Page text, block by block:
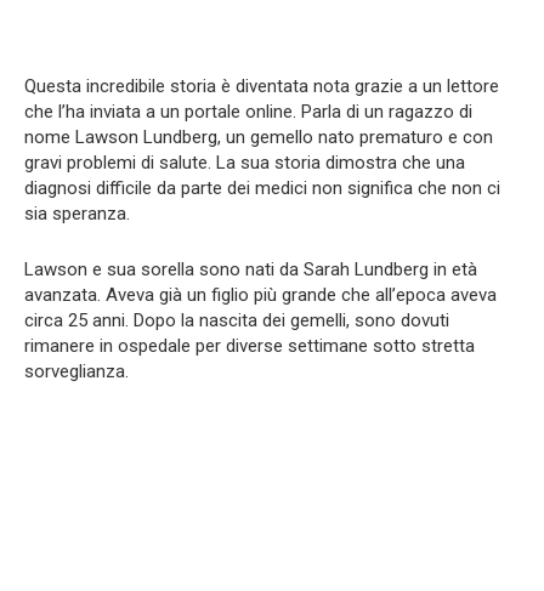
Questa incredibile storia è diventata nota grazie a un lettore
che l’ha inviata a un portale online. Parla di un ragazzo di
nome Lawson Lundberg, un gemello nato prematuro e con
gravi problemi di salute. La sua storia dimostra che una
diagnosi difficile da parte dei medici non significa che non ci
sia speranza.
Lawson e sua sorella sono nati da Sarah Lundberg in età
avanzata. Aveva già un figlio più grande che all’epoca aveva
circa 25 anni. Dopo la nascita dei gemelli, sono dovuti
rimanere in ospedale per diverse settimane sotto stretta
sorveglianza.